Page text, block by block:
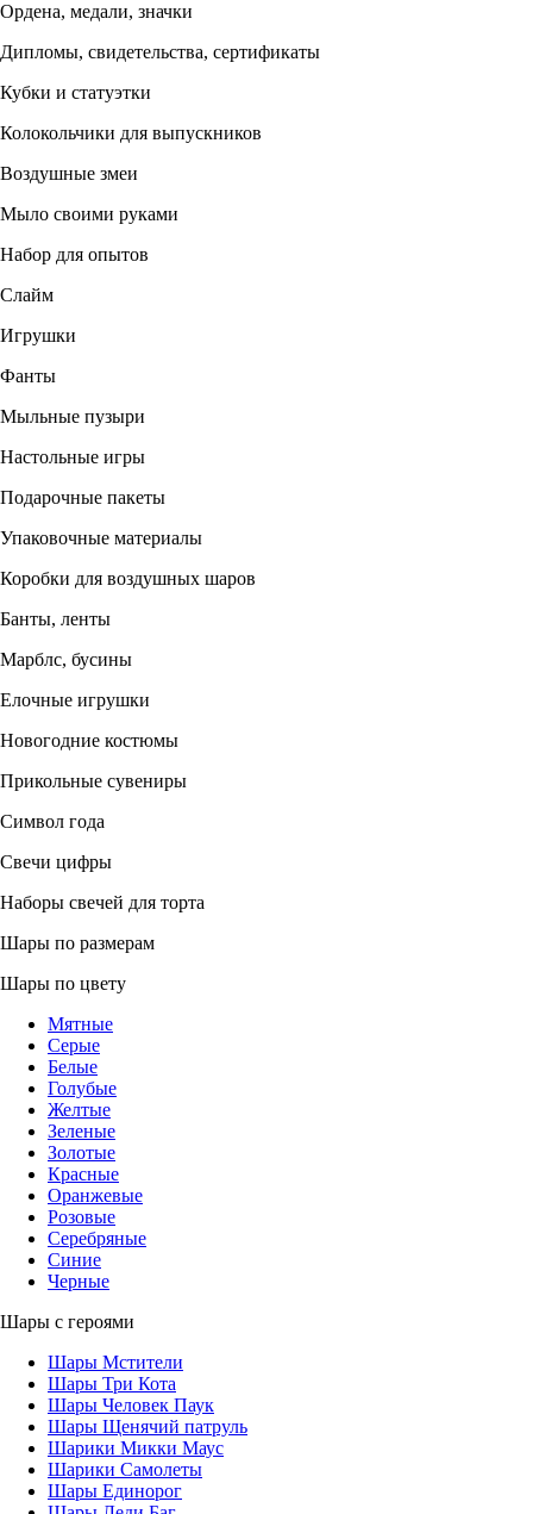
Ордена, медали, значки
Дипломы, свидетельства, сертификаты
Кубки и статуэтки
Колокольчики для выпускников
Воздушные змеи
Мыло своими руками
Набор для опытов
Слайм
Игрушки
Фанты
Мыльные пузыри
Настольные игры
Подарочные пакеты
Упаковочные материалы
Коробки для воздушных шаров
Банты, ленты
Марблс, бусины
Елочные игрушки
Новогодние костюмы
Прикольные сувениры
Символ года
Свечи цифры
Наборы свечей для торта
Шары по размерам
Шары по цвету
Мятные
Серые
Белые
Голубые
Желтые
Зеленые
Золотые
Красные
Оранжевые
Розовые
Серебряные
Синие
Черные
Шары с героями
Шары Мстители
Шары Три Кота
Шары Человек Паук
Шары Щенячий патруль
Шарики Микки Маус
Шарики Самолеты
Шары Единорог